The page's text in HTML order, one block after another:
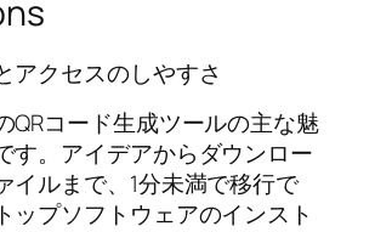
アクセスのしやすさ
QRコード生成ツールの主な魅
す。アイデアからダウンロー
イルまで、1分未満で移行で
ップソフトウェアのインスト